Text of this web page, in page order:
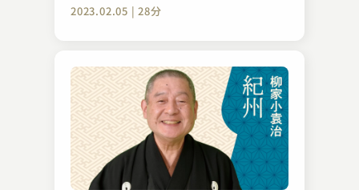
2023.02.05 | 28分
桂 文治